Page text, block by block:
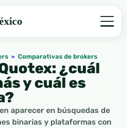
» Comparativas de brokers
¿cuál
y cuál es
aparecer en búsquedas de
binarias y plataformas con